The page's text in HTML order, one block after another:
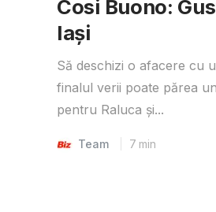
Cosi Buono:
Iași
Să deschizi o afacere cu
finalul verii poate părea
pentru Raluca și...
Team 7 min